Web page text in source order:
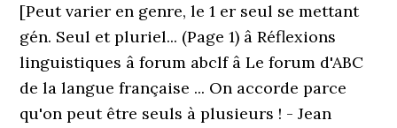
[Peut varier en genre, le 1 er seul se mettant
gén. Seul et pluriel... (Page 1) â Réflexions
linguistiques â forum abclf â Le forum d'ABC
de la langue française ... On accorde parce
qu'on peut être seuls à plusieurs ! - Jean